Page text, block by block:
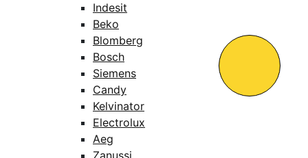
Indesit
Beko
Blomberg
Bosch
Siemens
Candy
Kelvinator
Electrolux
Aeg
Zanussi